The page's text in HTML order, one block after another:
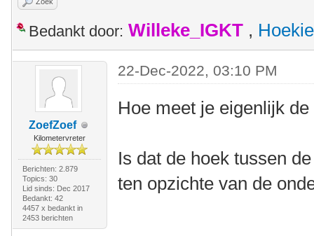
Bedankt door: Willeke_IGKT , Hoekie
ZoefZoef
Kilometervreter
Berichten: 2.879
Topics: 30
Lid sinds: Dec 2017
Bedankt: 42
4457 x bedankt in
2453 berichten
22-Dec-2022, 03:10 PM
Hoe meet je eigenlijk
Is dat de hoek tussen
ten opzichte van de